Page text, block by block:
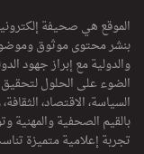
الموقع هي صحيفة
بنشر محتوى موثوق
والدولية مع إبراز جهود
الضوء على الحلول
السياسة، الاقتصاد،
بالقيم الصحفية والمهنية
تجربة إعلامية متميزة